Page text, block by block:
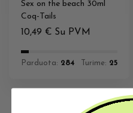
Sex on the beach 30ml
Coq-Tails
10,49 € Su PVM
Parduota: 284 Turime: 25